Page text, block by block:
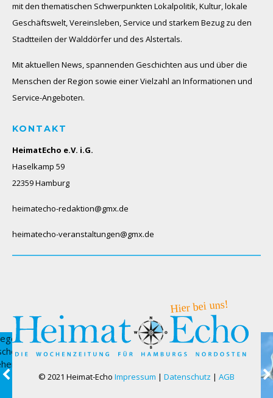
mit den thematischen Schwerpunkten Lokalpolitik, Kultur, lokale
Geschäftswelt, Vereinsleben, Service und starkem Bezug zu den
Stadtteilen der Walddörfer und des Alstertals.
Mit aktuellen News, spannenden Geschichten aus und über die
Menschen der Region sowie einer Vielzahl an Informationen und
Service-Angeboten.
KONTAKT
HeimatEcho e.V. i.G.
Haselkamp 59
22359 Hamburg
heimatecho-redaktion@gmx.de
heimatecho-veranstaltungen@gmx.de
© 2021 Heimat-Echo Impressum | Datenschutz | AGB